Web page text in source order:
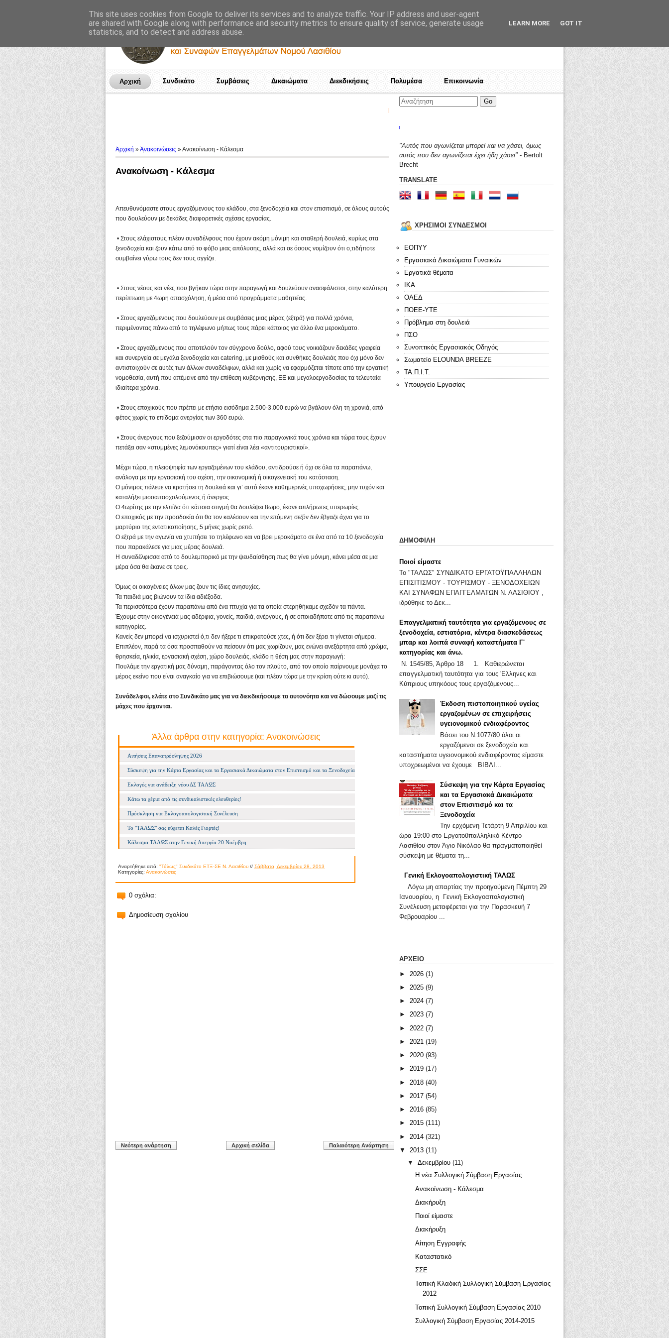
Αρχική Συνδικάτο Συμβάσεις Δικαιώματα Διεκδικήσεις Πολυμέσα Επικοινωνία
Αρχική »Ανακοινώσεις »Ανακοίνωση - Κάλεσμα
Ανακοίνωση - Κάλεσμα
Απευθυνόμαστε στους εργαζόμενους του κλάδου, στα ξενοδοχεία και στον επισιτισμό, σε όλους αυτούς
που δουλεύουν με δεκάδες διαφορετικές σχέσεις εργασίας.
• Στους ελάχιστους πλέον συναδέλφους που έχουν ακόμη μόνιμη και σταθερή δουλειά, κυρίως στα
ξενοδοχεία και ζουν κάτω από το φόβο μιας απόλυσης, αλλά και σε όσους νομίζουν ότι ο,τιδήποτε
συμβαίνει γύρω τους δεν τους αγγίζει.
• Στους νέους και νέες που βγήκαν τώρα στην παραγωγή και δουλεύουν ανασφάλιστοι, στην καλύτερη
περίπτωση με 4ωρη απασχόληση, ή μέσα από προγράμματα μαθητείας.
• Στους εργαζόμενους που δουλεύουν με συμβάσεις μιας μέρας (εξτρά) για πολλά χρόνια,
περιμένοντας πάνω από το τηλέφωνο μήπως τους πάρει κάποιος για άλλο ένα μεροκάματο.
• Στους εργαζόμενους που αποτελούν τον σύγχρονο δούλο, αφού τους νοικιάζουν δεκάδες γραφεία
και συνεργεία σε μεγάλα ξενοδοχεία και catering, με μισθούς και συνθήκες δουλειάς που όχι μόνο δεν
αντιστοιχούν σε αυτές των άλλων συναδέλφων, αλλά και χωρίς να εφαρμόζεται τίποτε από την εργατική
νομοθεσία, αυτή που απέμεινε από την επίθεση κυβέρνησης, ΕΕ και μεγαλοεργοδοσίας τα τελευταία
ιδιαίτερα χρόνια.
• Στους εποχικούς που πρέπει με ετήσιο εισόδημα 2.500-3.000 ευρώ να βγάλουν όλη τη χρονιά, από
φέτος χωρίς το επίδομα ανεργίας των 360 ευρώ.
• Στους άνεργους που ξεζούμισαν οι εργοδότες στα πιο παραγωγικά τους χρόνια και τώρα τους έχουν
πετάξει σαν «στυμμένες λεμονόκουπες» γιατί είναι λέει «αντιτουριστικοί».
Μέχρι τώρα, η πλειοψηφία των εργαζομένων του κλάδου, αντιδρούσε ή όχι σε όλα τα παραπάνω,
ανάλογα με την εργασιακή του σχέση, την οικονομική ή οικογενειακή του κατάσταση.
Ο μόνιμος πάλευε να κρατήσει τη δουλειά και γι’ αυτό έκανε καθημερινές υποχωρήσεις, μην τυχόν και
καταλήξει μισοαπασχολούμενος ή άνεργος.
Ο 4ωρίτης με την ελπίδα ότι κάποια στιγμή θα δουλέψει 8ωρο, έκανε απλήρωτες υπερωρίες.
Ο εποχικός με την προσδοκία ότι θα τον καλέσουν και την επόμενη σεζόν δεν έβγαζε άχνα για το
μαρτύριο της εντατικοποίησης, 5 μήνες χωρίς ρεπό.
Ο εξτρά με την αγωνία να χτυπήσει το τηλέφωνο και να βρει μεροκάματο σε ένα από τα 10 ξενοδοχεία
που παρακάλεσε για μιας μέρας δουλειά.
Η συναδέλφισσα από το δουλεμπορικό με την ψευδαίσθηση πως θα γίνει μόνιμη, κάνει μέσα σε μια
μέρα όσα θα έκανε σε τρεις.
Όμως οι οικογένειες όλων μας ζουν τις ίδιες ανησυχίες.
Τα παιδιά μας βιώνουν τα ίδια αδιέξοδα.
Τα περισσότερα έχουν παραπάνω από ένα πτυχία για τα οποία στερηθήκαμε σχεδόν τα πάντα.
Έχουμε στην οικογένειά μας αδέρφια, γονείς, παιδιά, ανέργους, ή σε οποιαδήποτε από τις παραπάνω
κατηγορίες.
Κανείς δεν μπορεί να ισχυριστεί ό,τι δεν ήξερε τι επικρατούσε χτες, ή ότι δεν ξέρει τι γίνεται σήμερα.
Επιπλέον, παρά τα όσα προσπαθούν να πείσουν ότι μας χωρίζουν, μας ενώνει ανεξάρτητα από χρώμα,
θρησκεία, ηλικία, εργασιακή σχέση, χώρο δουλειάς, κλάδο η θέση μας στην παραγωγή:
Πουλάμε την εργατική μας δύναμη, παράγοντας όλο τον πλούτο, από τον οποίο παίρνουμε μονάχα το
μέρος εκείνο που είναι αναγκαίο για να επιβιώσουμε (και πλέον τώρα με την κρίση ούτε κι αυτό).
Συνάδελφοι, ελάτε στο Συνδικάτο μας για να διεκδικήσουμε τα αυτονόητα και να δώσουμε μαζί τις
μάχες που έρχονται.
Άλλα άρθρα στην κατηγορία: Ανακοινώσεις
Αιτήσεις Επαναπρόσληψης 2026
Σύσκεψη για την Κάρτα Εργασίας και τα Εργασιακά Δικαιώματα στον Επισιτισμό και τα Ξενοδοχεία
Εκλογές για ανάδειξη νέου ΔΣ ΤΑΛΩΣ
Κάτω τα χέρια από τις συνδικαλιστικές ελευθερίες!
Πρόσκληση για Εκλογοαπολογιστική Συνέλευση
Το "ΤΑΛΩΣ" σας εύχεται Καλές Γιορτές!
Κάλεσμα ΤΑΛΩΣ στην Γενική Απεργία 20 Νοέμβρη
Αναρτήθηκε από: "Τάλως" Συνδικάτο ΕΤΞ-ΣΕ Ν. Λασιθίου // Σάββατο, Δεκεμβρίου 28, 2013
Κατηγορίες: Ανακοινώσεις
0 σχόλια:
Δημοσίευση σχολίου
Νεότερη ανάρτηση Παλαιότερη Ανάρτηση
Αρχική σελίδα
"Αυτός που αγωνίζεται μπορεί και να χάσει, όμως
αυτός που δεν αγωνίζεται έχει ήδη χάσει" - Bertolt
Brecht
TRANSLATE
ΧΡΗΣΙΜΟΙ ΣΥΝΔΕΣΜΟΙ
ΕΟΠΥΥ
Εργασιακά Δικαιώματα Γυναικών
Εργατικά θέματα
ΙΚΑ
ΟΑΕΔ
ΠΟΕΕ-ΥΤΕ
Πρόβλημα στη δουλειά
ΠΣΟ
Συνοπτικός Εργασιακός Οδηγός
Σωματείο ELOUNDA BREEZE
ΤΑ.Π.Ι.Τ.
Υπουργείο Εργασίας
ΔΗΜΟΦΙΛΗ
Ποιοί είμαστε
Το "ΤΑΛΩΣ" ΣΥΝΔΙΚΑΤΟ ΕΡΓΑΤΟΫΠΑΛΛΗΛΩΝ
ΕΠΙΣΙΤΙΣΜΟΥ - ΤΟΥΡΙΣΜΟΥ - ΞΕΝΟΔΟΧΕΙΩΝ
ΚΑΙ ΣΥΝΑΦΩΝ ΕΠΑΓΓΕΛΜΑΤΩΝ Ν. ΛΑΣΙΘΙΟΥ ,
ιδρύθηκε το Δεκ...
Επαγγελματική ταυτότητα για εργαζόμενους σε
ξενοδοχεία, εστιατόρια, κέντρα διασκεδάσεως
μπαρ και λοιπά συναφή καταστήματα Γ'
κατηγορίας και άνω.
Ν. 1545/85, Άρθρο 18 1. Καθιερώνεται
επαγγελματική ταυτότητα για τους 'Ελληνες και
Κύπριους υπηκόους τους εργαζόμενους...
Έκδοση πιστοποιητικού υγείας
εργαζομένων σε επιχειρήσεις
υγειονομικού ενδιαφέροντος
Βάσει του Ν.1077/80 όλοι οι
εργαζόμενοι σε ξενοδοχεία και
καταστήματα υγειονομικού ενδιαφέροντος είμαστε
υποχρεωμένοι να έχουμε ΒΙΒΛΙ...
Σύσκεψη για την Κάρτα Εργασίας
και τα Εργασιακά Δικαιώματα
στον Επισιτισμό και τα
Ξενοδοχεία
Την ερχόμενη Τετάρτη 9 Απριλίου και
ώρα 19:00 στο Εργατοϋπαλληλικό Κέντρο
Λασιθίου στον Άγιο Νικόλαο θα πραγματοποιηθεί
σύσκεψη με θέματα τη...
Γενική Εκλογοαπολογιστική ΤΑΛΩΣ
Λόγω μη απαρτίας την προηγούμενη Πέμπτη 29
Ιανουαρίου, η Γενική Εκλογοαπολογιστική
Συνέλευση μεταφέρεται για την Παρασκευή 7
Φεβρουαρίου ...
ΑΡΧΕΙΟ
► 2026 (1)
► 2025 (9)
► 2024 (7)
► 2023 (7)
► 2022 (7)
► 2021 (19)
► 2020 (93)
► 2019 (17)
► 2018 (40)
► 2017 (54)
► 2016 (85)
► 2015 (111)
► 2014 (321)
▼
2013 (11)
▼
Δεκεμβρίου (11)
Η νέα Συλλογική Σύμβαση Εργασίας
Ανακοίνωση - Κάλεσμα
Διακήρυξη
Ποιοί είμαστε
Διακήρυξη
Αίτηση Εγγραφής
Καταστατικό
ΣΣΕ
Τοπική Κλαδική Συλλογική Σύμβαση Εργασίας
2012
Τοπική Συλλογική Σύμβαση Εργασίας 2010
Συλλογική Σύμβαση Εργασίας 2014-2015
This site uses cookies from Google to deliver its services and to analyze traffic. Your IP address and user-agent
are shared with Google along with performance and security metrics to ensure quality of service, generate usage
statistics, and to detect and address abuse.
LEARN MORE GOT IT